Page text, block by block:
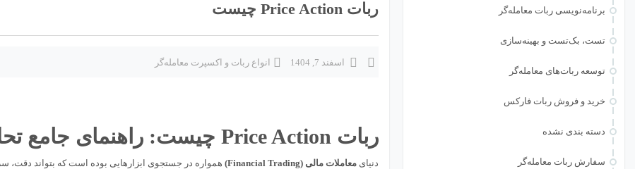
برنامه‌نویسی ربات معامله‌گر
تست، بک‌تست و بهینه‌سازی
توسعه ربات‌های معامله‌گر
خرید و فروش ربات فارکس
دسته بندی نشده
سفارش ربات معامله‌گر
ربات Price Action چیست
اسفند 7, 1404 انواع ربات و اکسپرت معامله‌گر
ربات Price Action چیست: راهنمای جامع تحلیل خودکار رفتار قیمت
دنیایمعاملات مالی (Financial Trading) همواره در جستجوی ابزارهایی بوده است که بتواند دقت،